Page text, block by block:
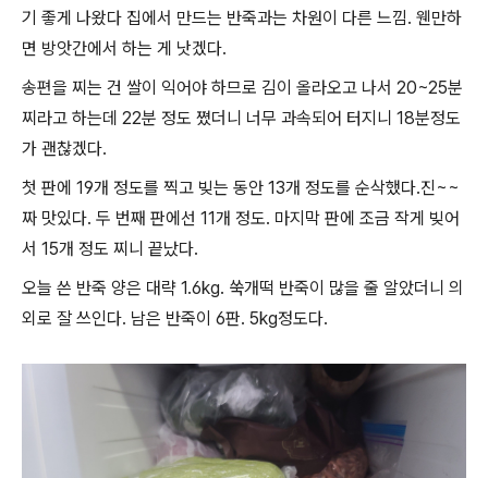
기 좋게 나왔다 집에서 만드는 반죽과는 차원이 다른 느낌. 웬만하
면 방앗간에서 하는 게 낫겠다.
송편을 찌는 건 쌀이 익어야 하므로 김이 올라오고 나서 20~25분
찌라고 하는데 22분 정도 쪘더니 너무 과속되어 터지니 18분정도
가 괜찮겠다.
첫 판에 19개 정도를 찍고 빚는 동안 13개 정도를 순삭했다.진~~
짜 맛있다. 두 번째 판에선 11개 정도. 마지막 판에 조금 작게 빚어
서 15개 정도 찌니 끝났다.
오늘 쓴 반죽 양은 대략 1.6kg. 쑥개떡 반죽이 많을 줄 알았더니 의
외로 잘 쓰인다. 남은 반죽이 6판. 5kg정도다.